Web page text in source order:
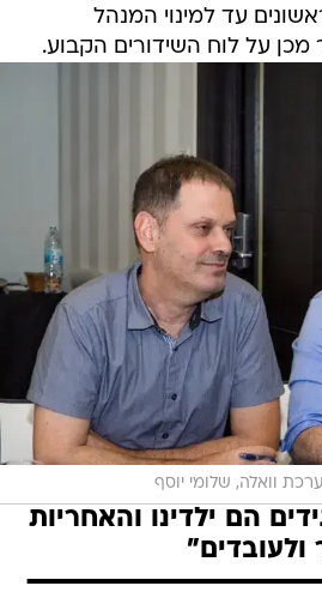
עד למינוי המנהל
על לוח השידורים הקבוע.
וואלה, שלומי יוסף
הם ילדינו והאחריות
ולעובדים"